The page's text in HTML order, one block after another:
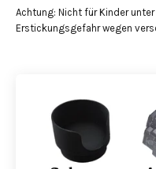
Achtung: Nicht für Kinder
Erstickungsgefahr wegen